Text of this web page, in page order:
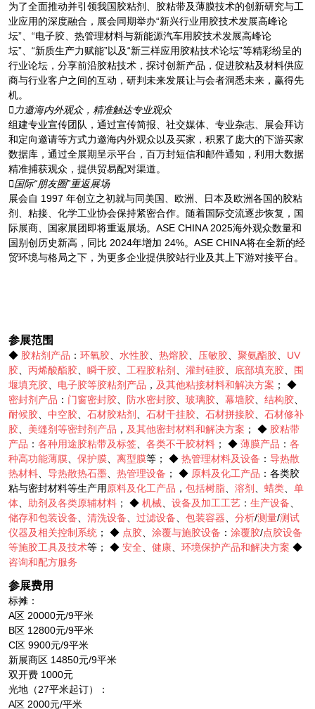
为了全面推动并引领我国胶粘剂、胶粘带及薄膜技术的创新研究与工
业应用的深度融合，展会同期举办“新兴行业用胶技术发展高峰论
坛”、“电子胶、热管理材料与新能源汽车用胶技术发展高峰论
坛”、“新质生产力赋能”以及“新三样应用胶粘技术论坛”等精彩纷呈的
行业论坛，分享前沿胶粘技术，探讨创新产品，促进胶粘及材料供应
商与行业客户之间的互动，研判未来发展让与会者洞悉未来，赢得先
机。
力邀海内外观众，精准触达专业观众
组建专业宣传团队，通过宣传简报、社交媒体、专业杂志、展会拜访
和定向邀请等方式力邀海内外观众以及买家，积累了庞大的下游买家
数据库，通过全展期呈示平台，百万封短信和邮件通知，利用大数据
精准捕获观众，提供贸易配对渠道。
国际“朋友圈”重返展场
展会自 1997 年创立之初就与同美国、欧洲、日本及欧洲各国的胶粘
剂、粘接、化学工业协会保持紧密合作。随着国际交流逐步恢复，国
际展商、国家展团即将重返展场。ASE CHINA 2025海外观众数量和
国别创历史新高，同比 2024年增加 24%。ASE CHINA将在全新的经
贸环境与格局之下，为更多企业提供胶站行业及其上下游对接平台。
参展范围
◆ 胶粘剂产品 ： 环氧胶、 水性胶、 热熔胶、 压敏胶、 聚氨酯胶、 UV
胶、 丙烯酸酯胶、 瞬干胶、 工程胶粘剂 、 灌封硅胶、 底部填充胶、
围
堰填充胶、 电子胶等胶粘剂产品 ， 及其他粘接材料和解决方案 ； ◆
密封剂产品 ： 门窗密封胶、 防水密封胶、 玻璃胶、 幕墙胶、 结构胶、
耐候胶、 中空胶、 石材胶粘剂 、 石材干挂胶、 石材拼接胶、 石材修补
胶、 美缝剂等密封剂产品 ， 及其他密封材料和解决方案 ； ◆ 胶粘带
产品 ： 各种用途胶粘带及标签、 各类不干胶材料 ； ◆ 薄膜产品 ： 各
种高功能薄膜、 保护膜、 离型膜等； ◆ 热管理材料及设备 ： 导热散
热材料、 导热散热石墨、 热管理设备 ； ◆ 原料及化工产品 ：各类胶
粘与密封材料等生产用原料及化工产品 ， 包括树脂、 溶剂 、 蜡类、 单
体、 助剂及各类原辅材料 ； ◆ 机械、 设备及加工工艺 ： 生产设备、
储存和包装设备、 清洗设备、 过滤设备、 包装容器、 分析/测量/测试
仪器及相关控制系统 ； ◆ 点胶、 涂覆与施胶设备 ： 涂覆胶/点胶设备
等施胶工具及技术等； ◆ 安全、 健康、 环境保护产品和解决方案 ◆
咨询和配方服务
参展费用
标摊：
A区 20000元/9平米
B区 12800元/9平米
C区 9900元/9平米
新展商区 14850元/9平米
双开费 1000元
光地（27平米起订）：
A区 2000元/平米